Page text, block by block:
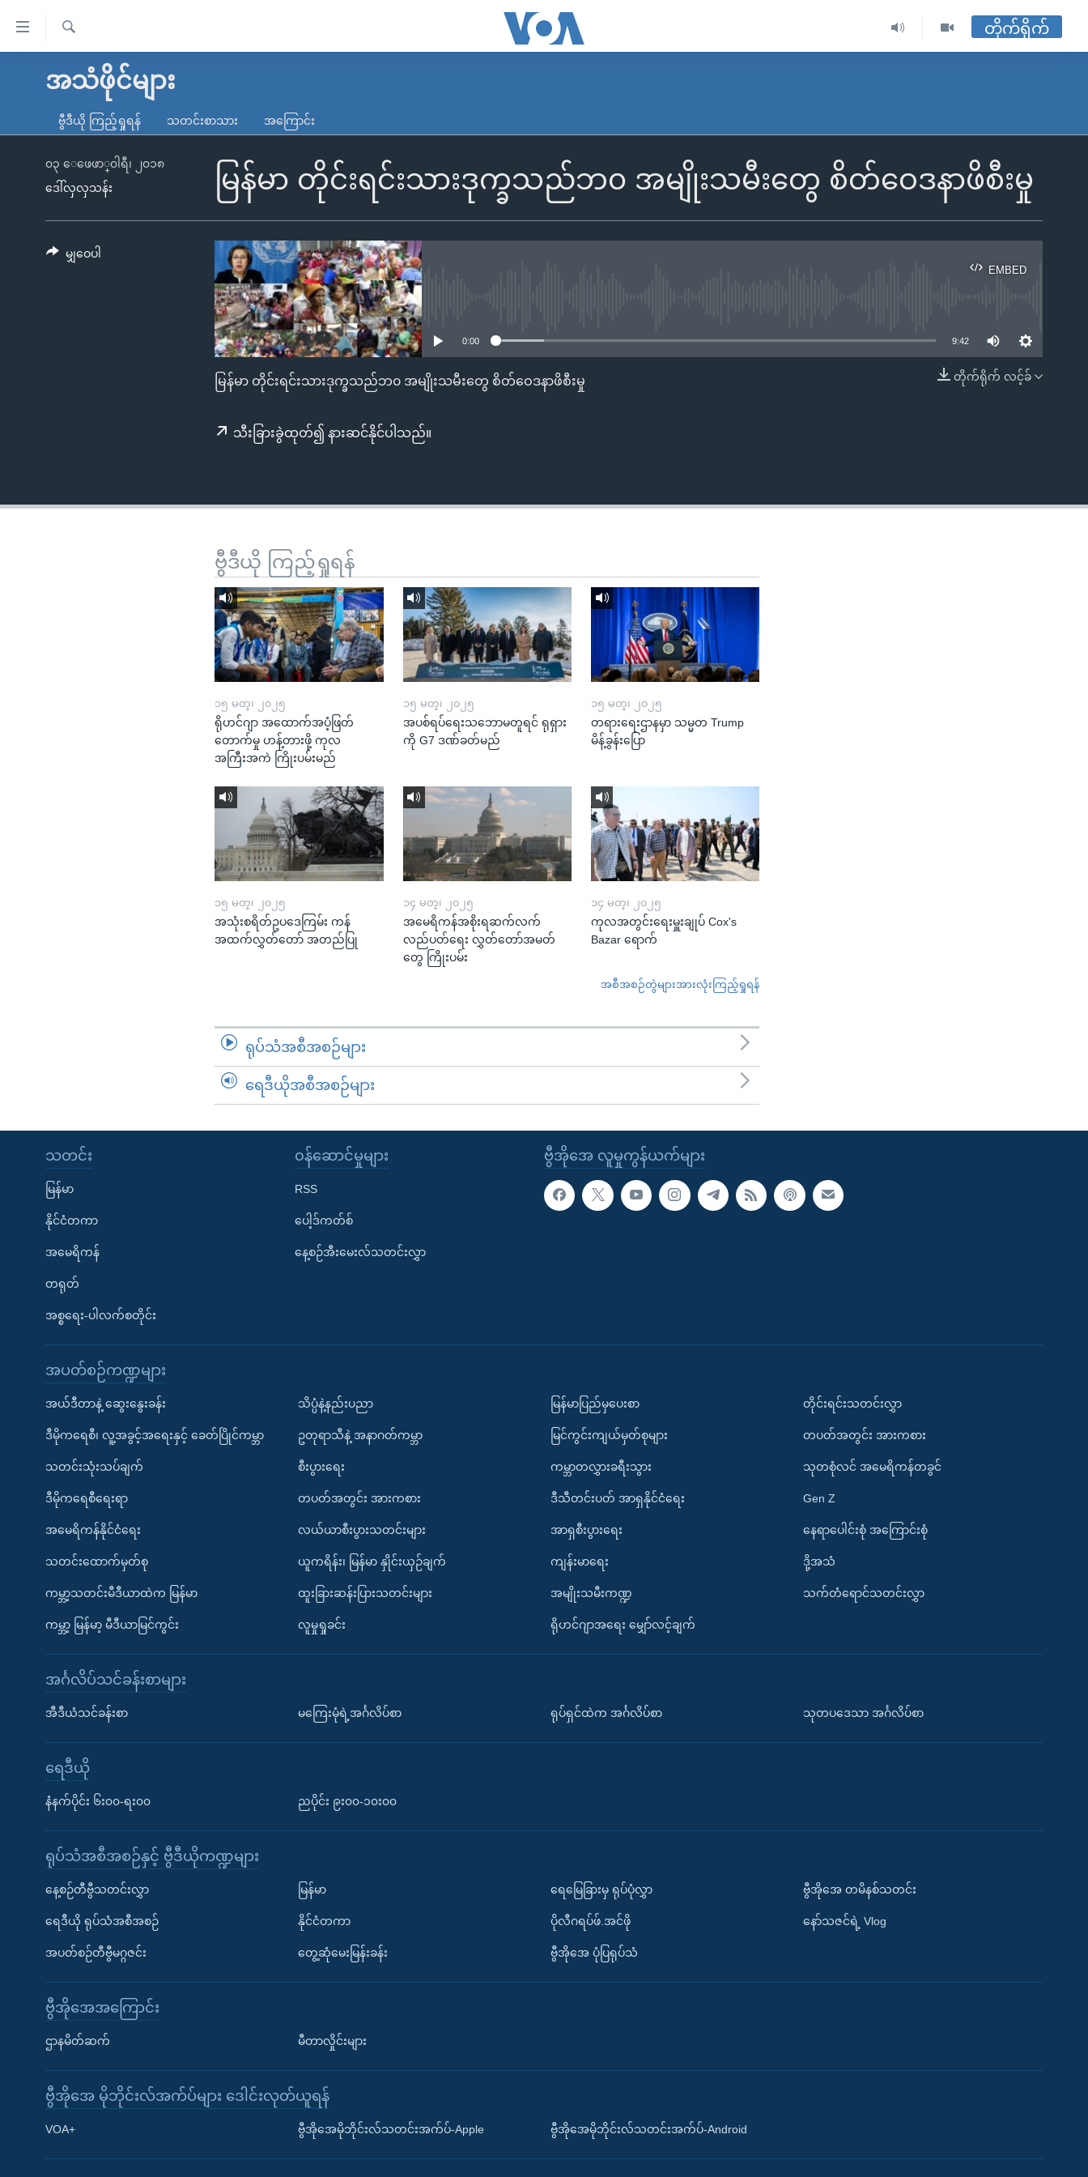
လွယ်ကူ
သည့်
မူလစာမျက်နှာ
ကမ္ဘာ့သတင်းများ
နိုင်ငံတကာ
အမေရိကန်
တရုတ်
အစ္စရေး-ပါလက်စတိုင်း
သတင်းလွတ်လပ်ခွင့်
ရပ်ဝန်းတခု လမ်းတခု အလွန်
အင်္ဂလိပ်စာလေ့လာမယ်
Learning English
ရ
တိုက်ရိုက်
အသံဖိုင်များ
ဗွီဒီယို ကြည့်ရှုရန် သတင်းစာသား အကြောင်း
မြန်မာ တိုင်းရင်းသားဒုက္ခသည်ဘ၀ အမျိုးသမီးတွေ စိတ်ဝေဒနာဖိစီးမှု
၀၃ ေဖေဖာ္၀ါရီ၊ ၂၀၁၈
ဒေါ်လှလှသန်း
EMBED
EMBED
0:00 9:42
တိုက်ရိုက် လင့်ခ်
မြန်မာ တိုင်းရင်းသားဒုက္ခသည်ဘ၀ အမျိုးသမီးတွေ စိတ်ဝေဒနာဖိစီးမှု
သီးခြားခွဲထုတ်၍ နားဆင်နိုင်ပါသည်။
မျှဝေပါ
ဗွီဒီယို ကြည့်ရှုရန်
၁၅ မတ္၊ ၂၀၂၅
ရိုဟင်ဂျာ အထောက်အပံ့ဖြတ်
တောက်မှု ဟန့်တားဖို့ ကုလ
အကြီးအကဲ ကြိုးပမ်းမည်
၁၅ မတ္၊ ၂၀၂၅
အပစ်ရပ်ရေးသဘောမတူရင် ရုရှား
ကို G7 ဒဏ်ခတ်မည်
၁၅ မတ္၊ ၂၀၂၅
တရားရေးဌာနမှာ သမ္မတ Trump
မိန့်ခွန်းပြော
၁၅ မတ္၊ ၂၀၂၅
အသုံးစရိတ်ဥပဒေကြမ်း ကန်
အထက်လွှတ်တော် အတည်ပြု
၁၄ မတ္၊ ၂၀၂၅
အမေရိကန်အစိုးရဆက်လက်
လည်ပတ်ရေး လွှတ်တော်အမတ်
တွေ ကြိုးပမ်း
၁၄ မတ္၊ ၂၀၂၅
ကုလအတွင်းရေးမှူးချုပ် Cox's
Bazar ရောက်
အစီအစဉ်တွဲများအားလုံးကြည့်ရှုရန်
ရုပ်သံအစီအစဉ်များ
ရေဒီယိုအစီအစဉ်များ
ဗွီအိုအေ လူမှုကွန်ယက်များ
သတင်း
မြန်မာ
နိုင်ငံတကာ
အမေရိကန်
တရုတ်
အစ္စရေး-ပါလက်စတိုင်း
၀န်ဆောင်မှုများ
RSS
ပေါ့ဒ်ကတ်စ်
နေ့စဉ်အီးမေးလ်သတင်းလွှာ
အပတ်စဉ်ကဏ္ဍများ
အယ်ဒီတာနဲ့ ဆွေးနွေးခန်း
ဒီမိုကရေစီ၊ လူ့အခွင့်အရေးနှင့် ခေတ်ပြိုင်ကမ္ဘာ
သတင်းသုံးသပ်ချက်
ဒီမိုကရေစီရေးရာ
အမေရိကန်နိုင်ငံရေး
သတင်းထောက်မှတ်စု
ကမ္ဘာ့သတင်းမီဒီယာထဲက မြန်မာ
ကမ္ဘာ့ မြန်မာ့ မီဒီယာမြင်ကွင်း
သိပ္ပံနဲ့နည်းပညာ
ဥတုရာသီနဲ့ အနာဂတ်ကမ္ဘာ
စီးပွားရေး
တပတ်အတွင်း အားကစား
လယ်ယာစီးပွားသတင်းများ
ယူကရိန်း၊ မြန်မာ နှိုင်းယှဉ်ချက်
ထူးခြားဆန်းပြားသတင်းများ
လူမှုရှုခင်း
မြန်မာပြည်မှပေးစာ
မြင်ကွင်းကျယ်မှတ်စုများ
ကမ္ဘာတလွှားခရီးသွား
ဒီသီတင်းပတ် အာရှနိုင်ငံရေး
အာရှစီးပွားရေး
ကျန်းမာရေး
အမျိုးသမီးကဏ္ဍ
ရိုဟင်ဂျာအရေး မျှော်လင့်ချက်
တိုင်းရင်းသတင်းလွှာ
တပတ်အတွင်း အားကစား
သုတစုံလင် အမေရိကန်တခွင်
Gen Z
နေရာပေါင်းစုံ အကြောင်းစုံ
ဒို့အသံ
သက်တံရောင်သတင်းလွှာ
အင်္ဂလိပ်သင်ခန်းစာများ
အီဒီယံသင်ခန်းစာ မကြေးမုံရဲ့အင်္ဂလိပ်စာ ရုပ်ရှင်ထဲက အင်္ဂလိပ်စာ သုတပဒေသာ အင်္ဂလိပ်စာ
ရေဒီယို
နံနက်ပိုင်း ၆း၀၀-ရး၀၀ ညပိုင်း ၉း၀၀-၁၀း၀၀
ရုပ်သံအစီအစဉ်နှင့် ဗွီဒီယိုကဏ္ဍများ
နေ့စဉ်တီဗွီသတင်းလွှာ
ရေဒီယို ရုပ်သံအစီအစဉ်
အပတ်စဉ်တီဗွီမဂ္ဂဇင်း
မြန်မာ
နိုင်ငံတကာ
တွေ့ဆုံမေးမြန်းခန်း
ရေမြေခြားမှ ရုပ်ပုံလွှာ
ပိုလီဂရပ်ဖ်.အင်ဖို
ဗွီအိုအေ ပုံပြရုပ်သံ
ဗွီအိုအေ တမိနစ်သတင်း
နော်သဇင်ရဲ့ Vlog
ဗွီအိုအေအကြောင်း
ဌာနမိတ်ဆက် မီတာလှိုင်းများ
ဗွီအိုအေ မိုဘိုင်းလ်အက်ပ်များ ဒေါင်းလုတ်ယူရန်
VOA+ ဗွီအိုအေမိုဘိုင်းလ်သတင်းအက်ပ်-Apple ဗွီအိုအေမိုဘိုင်းလ်သတင်းအက်ပ်-Android